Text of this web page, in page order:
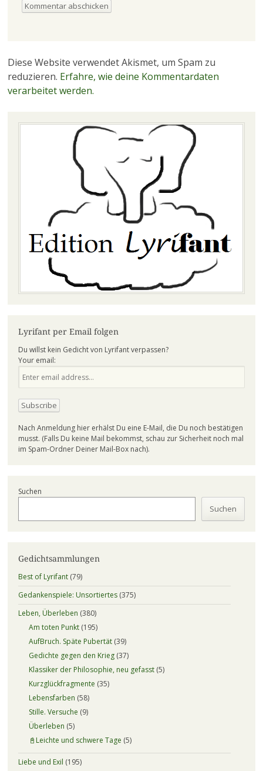
Diese Website verwendet Akismet, um Spam zu
reduzieren. Erfahre, wie deine Kommentardaten
verarbeitet werden.
Lyrifant per Email folgen
Du willst kein Gedicht von Lyrifant verpassen?
Your email:
Nach Anmeldung hier erhälst Du eine E-Mail, die Du noch bestätigen
musst. (Falls Du keine Mail bekommst, schau zur Sicherheit noch mal
im Spam-Ordner Deiner Mail-Box nach).
Suchen
Suchen
Gedichtsammlungen
Best of Lyrifant(79)
Gedankenspiele: Unsortiertes(375)
Leben, Überleben (380)
Am toten Punkt(195)
AufBruch. Späte Pubertät(39)
Gedichte gegen den Krieg(37)
Klassiker der Philosophie, neu gefasst(5)
Kurzglückfragmente (35)
Lebensfarben (58)
Stille. Versuche (9)
Überleben (5)
📓Leichte und schwere Tage (5)
Liebe und Exil (195)